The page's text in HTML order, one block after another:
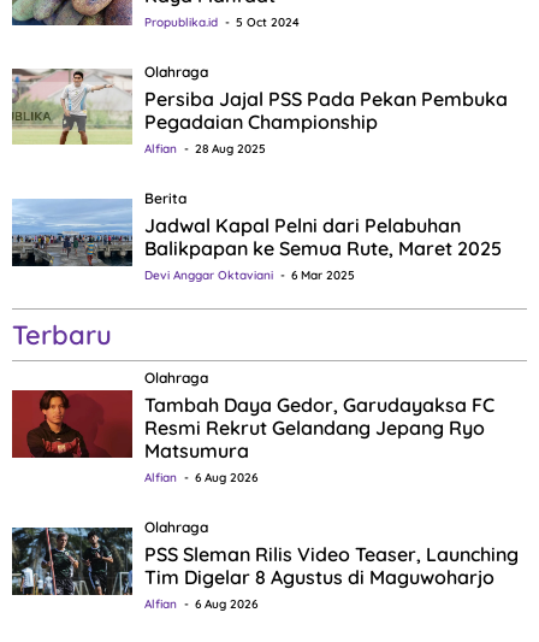
Propublika.id 5 Oct 2024
Olahraga
Persiba Jajal PSS Pada Pekan Pembuka
Pegadaian Championship
Alfian 28 Aug 2025
Berita
Jadwal Kapal Pelni dari Pelabuhan
Balikpapan ke Semua Rute, Maret 2025
Devi Anggar Oktaviani 6 Mar 2025
Terbaru
Olahraga
Tambah Daya Gedor, Garudayaksa FC
Resmi Rekrut Gelandang Jepang Ryo
Matsumura
Alfian 6 Aug 2026
Olahraga
PSS Sleman Rilis Video Teaser, Launching
Tim Digelar 8 Agustus di Maguwoharjo
Alfian 6 Aug 2026